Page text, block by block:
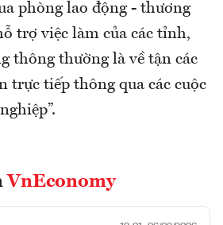
phòng lao động - thương
trợ việc làm của các tỉnh,
thông thường là về tận các
trực tiếp thông qua các cuộc
VnEconomy